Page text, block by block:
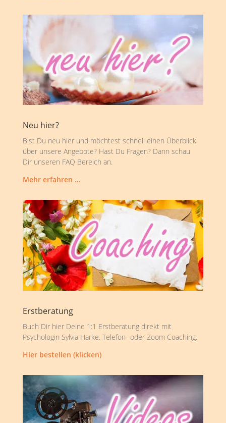
Neu hier?
Bist Du neu hier und möchtest schnell einen Überblick
über unsere Angebote? Hast Du Fragen? Dann schau
Dir unseren FAQ Bereich an.
Mehr erfahren …
Erstberatung
Buch Dir hier Deine 1:1 Erstberatung direkt mit
Psychologin Sylvia Harke. Telefon- oder Zoom Coaching.
Hier bestellen (klicken)